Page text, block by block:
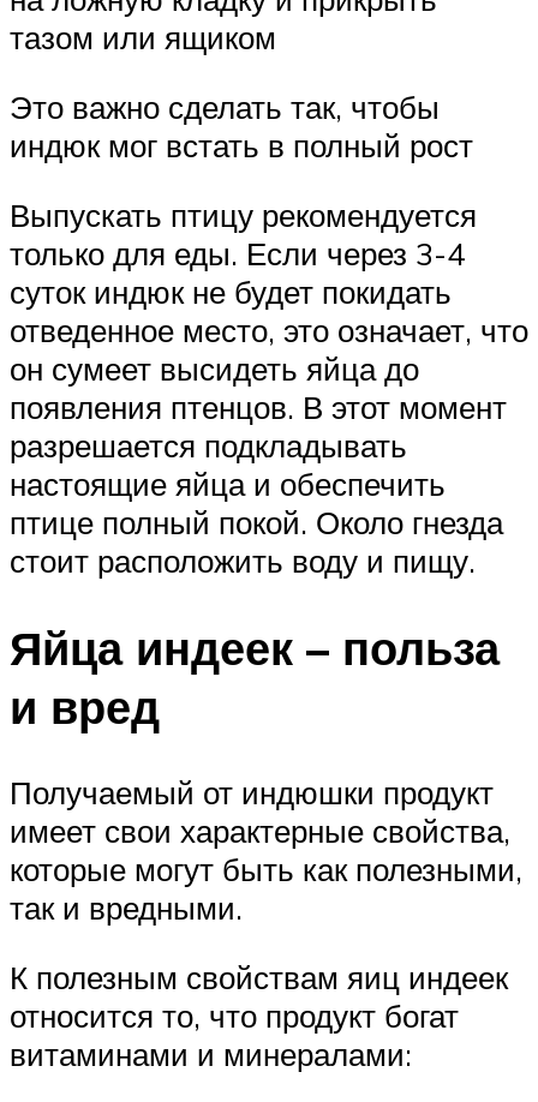
тазом или ящиком
Это важно сделать так, чтобы
индюк мог встать в полный рост
Выпускать птицу рекомендуется
только для еды. Если через 3-4
суток индюк не будет покидать
отведенное место, это означает, что
он сумеет высидеть яйца до
появления птенцов. В этот момент
разрешается подкладывать
настоящие яйца и обеспечить
птице полный покой. Около гнезда
стоит расположить воду и пищу.
Яйца индеек – польза
и вред
Получаемый от индюшки продукт
имеет свои характерные свойства,
которые могут быть как полезными,
так и вредными.
К полезным свойствам яиц индеек
относится то, что продукт богат
витаминами и минералами: